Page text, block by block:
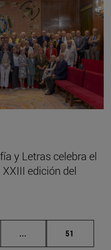
y Letras celebra el
edición del
... Páginas intermedias
Página
51